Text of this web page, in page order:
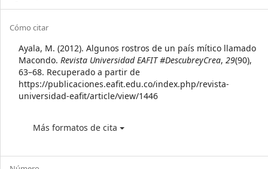
Article
Details
Cómo citar
Ayala, M. (2012). Algunos rostros de un país mítico llamado
Macondo. Revista Universidad EAFIT #DescubreyCrea, 29(90),
63–68. Recuperado a partir de
https://publicaciones.eafit.edu.co/index.php/revista-
universidad-eafit/article/view/1446
Más formatos de cita